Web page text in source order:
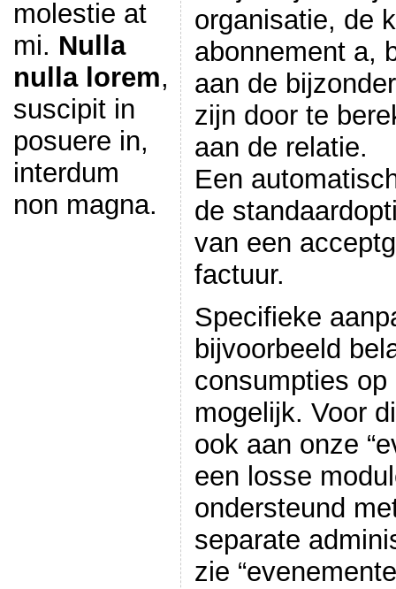
molestie at
mi. Nulla
nulla lorem,
suscipit in
posuere in,
interdum
non magna.
organisatie, de
abonnement a,
aan de
zijn door te
aan de relatie.
Een
de
van een
factuur.
Specifieke
bijvoorbeeld
consumpties
mogelijk. Voor
ook aan onze
een losse
ondersteund
separate
zie